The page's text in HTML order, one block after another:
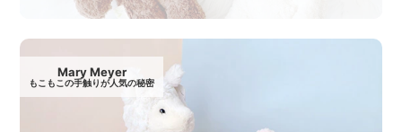
Mary Meyer
もこもこの手触りが人気の秘密